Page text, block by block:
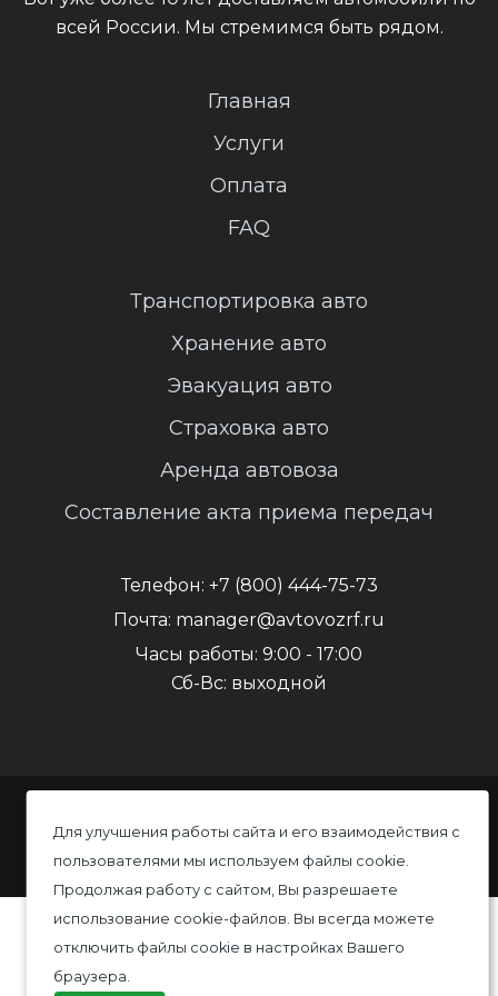
Для улучшения работы сайта и его взаимодействия с
пользователями мы используем файлы cookie.
Продолжая работу с сайтом, Вы разрешаете
использование cookie-файлов. Вы всегда можете
отключить файлы cookie в настройках Вашего
браузера.
всей России. Мы стремимся быть рядом.
Главная
Услуги
Оплата
FAQ
Транспортировка авто
Хранение авто
Эвакуация авто
Страховка авто
Аренда автовоза
Составление акта приема передач
Телефон: +7 (800) 444-75-73
Почта: manager@avtovozrf.ru
Часы работы: 9:00 - 17:00
Сб-Вс: выходной
Политика конфиденциальности